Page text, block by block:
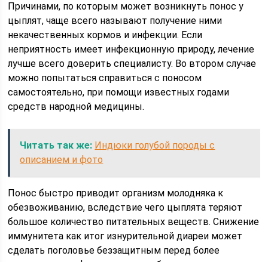
Причинами, по которым может возникнуть понос у
цыплят, чаще всего называют получение ними
некачественных кормов и инфекции. Если
неприятность имеет инфекционную природу, лечение
лучше всего доверить специалисту. Во втором случае
можно попытаться справиться с поносом
самостоятельно, при помощи известных годами
средств народной медицины.
Читать так же: Индюки голубой породы с
описанием и фото
Понос быстро приводит организм молодняка к
обезвоживанию, вследствие чего цыплята теряют
большое количество питательных веществ. Снижение
иммунитета как итог изнурительной диареи может
сделать поголовье беззащитным перед более